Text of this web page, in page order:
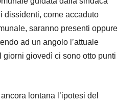
dissidenti, come accaduto
saranno presenti oppure
ad un angolo l’attuale
giorni giovedì ci sono otto punti
lontana l’ipotesi del